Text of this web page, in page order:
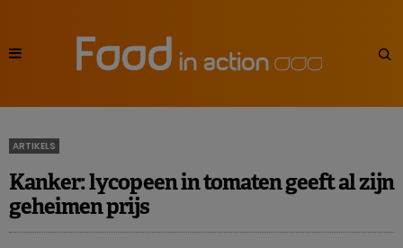
ARTIKELS
Kanker: lycopeen in tomaten geeft al zijn
geheimen prijs